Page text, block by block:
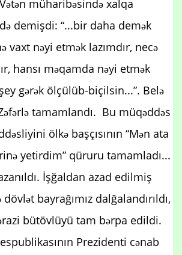
müharibəsində xalqa
demişdi: “...bir daha demək
vaxt nəyi etmək lazımdır, necə
hansı məqamda nəyi etmək
gərək ölçülüb-biçilsin...”. Belə
tamamlandı. Bu müqəddəs
ölkə başçısının “Mən ata
yetirdim” qüruru tamamladı...
İşğaldan azad edilmiş
bayrağımız dalğalandırıldı,
bütövlüyü tam bərpa edildi.
Prezidenti cənab